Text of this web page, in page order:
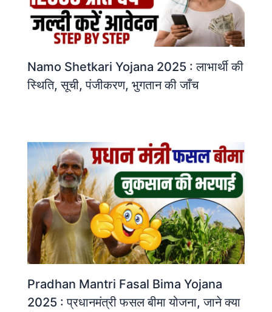
Namo Shetkari Yojana 2025 : लाभार्थी की
स्थिति, सूची, पंजीकरण, भुगतान की जाँच
Pradhan Mantri Fasal Bima Yojana
2025 : प्रधानमंत्री फसल बीमा योजना, जाने क्या